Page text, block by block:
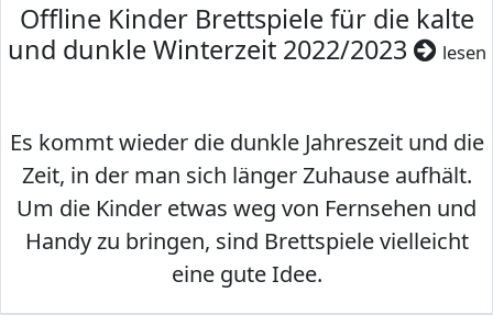
Offline Kinder Brettspiele für die kalte
und dunkle Winterzeit 2022/2023
lesen
Es kommt wieder die dunkle Jahreszeit und die
Zeit, in der man sich länger Zuhause aufhält.
Um die Kinder etwas weg von Fernsehen und
Handy zu bringen, sind Brettspiele vielleicht
eine gute Idee.